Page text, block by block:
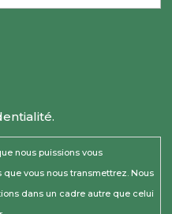
nous puissions vous
vous nous transmettrez. Nous
dans un cadre autre que celui